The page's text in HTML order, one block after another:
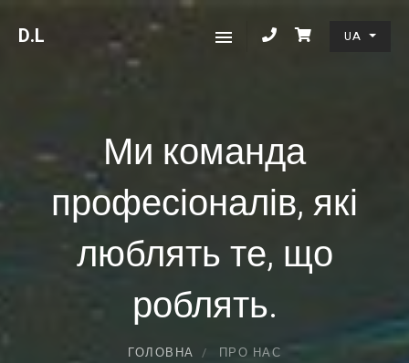
D.L UA
Ми команда
професіоналів, які
люблять те, що
роблять.
ГОЛОВНА ПРО НАС